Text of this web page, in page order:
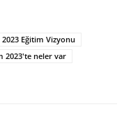
2023 Eğitim Vizyonu
2023'te neler var